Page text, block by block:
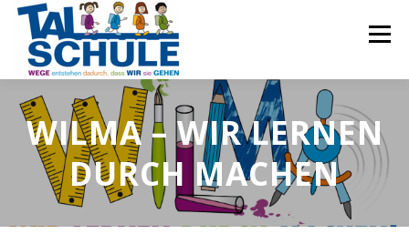
Zum
springen
Menü
Start Schulprofil Schulleben Team
OGS Förderverein Termine Kontakt
WILMA – WIR LERNEN
DURCH MACHEN